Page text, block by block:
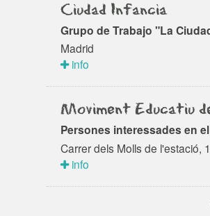
Ciudad Infancia
Grupo de Trabajo "La
Madrid
info
Moviment Educatiu
Persones interessades en
Carrer dels Molls de l'estació,
info